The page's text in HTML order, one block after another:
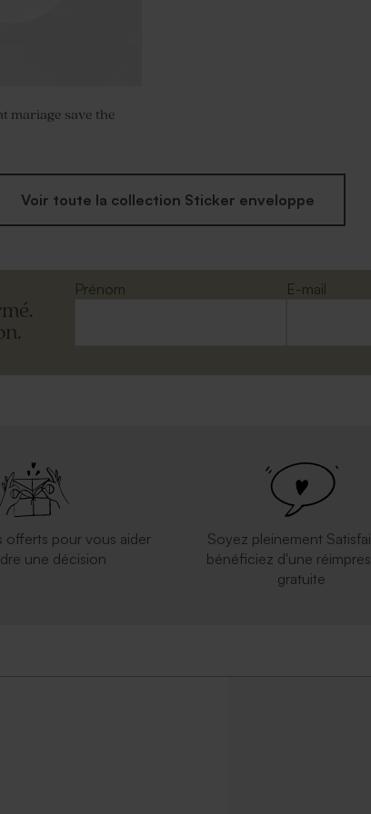
mariage save the
Voir toute la collection Sticker enveloppe
Prénom
E-mail
offerts pour vous aider
une décision
Soyez pleinement
bénéficiez d'une
gratuite